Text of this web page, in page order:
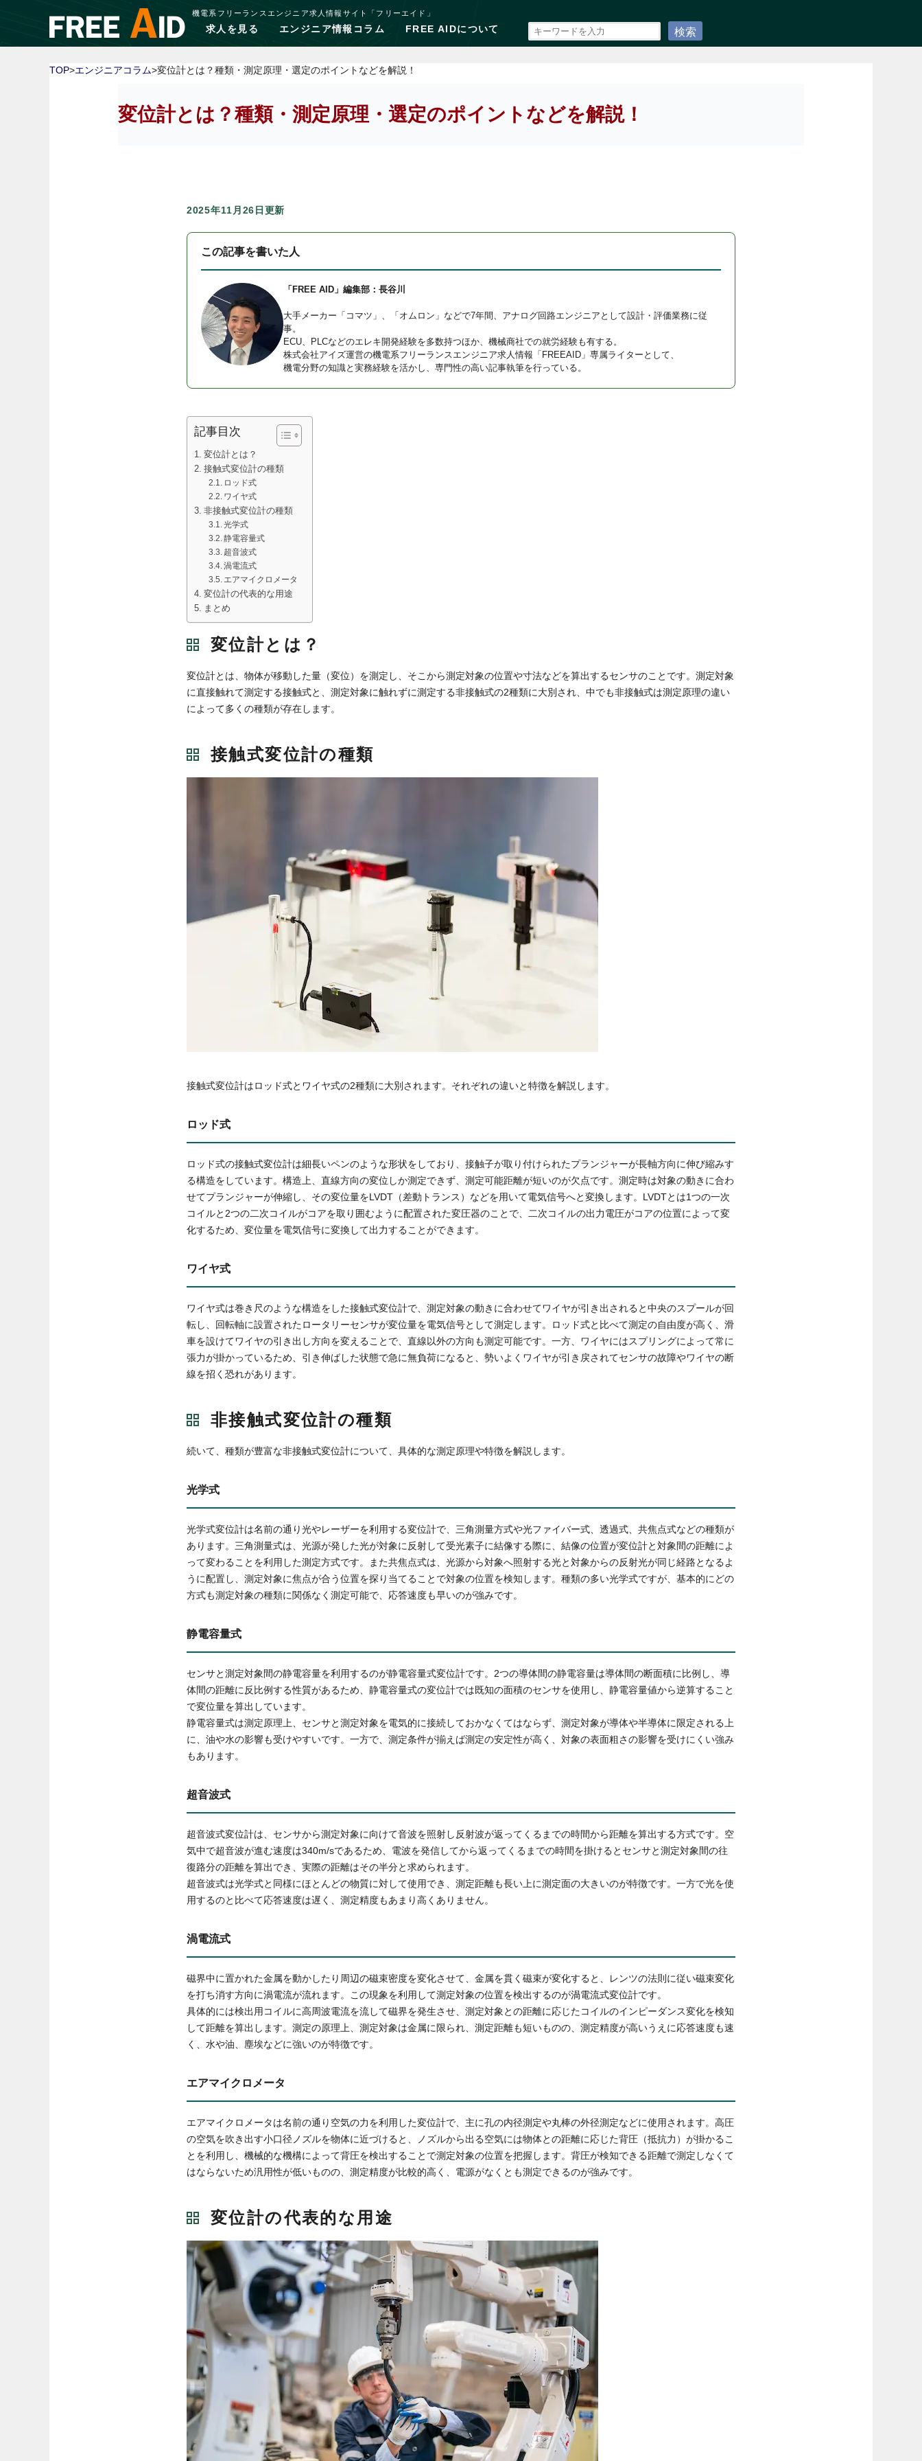
機電系フリーランスエンジニア求人情報サイト「フリーエイド」
求人を見る エンジニア情報コラム FREE AIDについて 検索
TOP>エンジニアコラム>変位計とは？種類・測定原理・選定のポイントなどを解説！
変位計とは？種類・測定原理・選定のポイントなどを解説！
2025年11月26日更新
この記事を書いた人
「FREE AID」編集部：長谷川
大手メーカー「コマツ」、「オムロン」などで7年間、アナログ回路エンジニアとして設計・評価業務に従
事。
ECU、PLCなどのエレキ開発経験を多数持つほか、機械商社での就労経験も有する。
株式会社アイズ運営の機電系フリーランスエンジニア求人情報「FREEAID」専属ライターとして、
機電分野の知識と実務経験を活かし、専門性の高い記事執筆を行っている。
記事目次
変位計とは？
接触式変位計の種類
ロッド式
ワイヤ式
非接触式変位計の種類
光学式
静電容量式
超音波式
渦電流式
エアマイクロメータ
変位計の代表的な用途
まとめ
変位計とは？
変位計とは、物体が移動した量（変位）を測定し、そこから測定対象の位置や寸法などを算出するセンサのことです。測定対象
に直接触れて測定する接触式と、測定対象に触れずに測定する非接触式の2種類に大別され、中でも非接触式は測定原理の違い
によって多くの種類が存在します。
接触式変位計の種類
接触式変位計はロッド式とワイヤ式の2種類に大別されます。それぞれの違いと特徴を解説します。
ロッド式
ロッド式の接触式変位計は細長いペンのような形状をしており、接触子が取り付けられたプランジャーが長軸方向に伸び縮みす
る構造をしています。構造上、直線方向の変位しか測定できず、測定可能距離が短いのが欠点です。測定時は対象の動きに合わ
せてプランジャーが伸縮し、その変位量をLVDT（差動トランス）などを用いて電気信号へと変換します。LVDTとは1つの一次
コイルと2つの二次コイルがコアを取り囲むように配置された変圧器のことで、二次コイルの出力電圧がコアの位置によって変
化するため、変位量を電気信号に変換して出力することができます。
ワイヤ式
ワイヤ式は巻き尺のような構造をした接触式変位計で、測定対象の動きに合わせてワイヤが引き出されると中央のスプールが回
転し、回転軸に設置されたロータリーセンサが変位量を電気信号として測定します。ロッド式と比べて測定の自由度が高く、滑
車を設けてワイヤの引き出し方向を変えることで、直線以外の方向も測定可能です。一方、ワイヤにはスプリングによって常に
張力が掛かっているため、引き伸ばした状態で急に無負荷になると、勢いよくワイヤが引き戻されてセンサの故障やワイヤの断
線を招く恐れがあります。
非接触式変位計の種類
続いて、種類が豊富な非接触式変位計について、具体的な測定原理や特徴を解説します。
光学式
光学式変位計は名前の通り光やレーザーを利用する変位計で、三角測量方式や光ファイバー式、透過式、共焦点式などの種類が
あります。三角測量式は、光源が発した光が対象に反射して受光素子に結像する際に、結像の位置が変位計と対象間の距離によ
って変わることを利用した測定方式です。また共焦点式は、光源から対象へ照射する光と対象からの反射光が同じ経路となるよ
うに配置し、測定対象に焦点が合う位置を探り当てることで対象の位置を検知します。種類の多い光学式ですが、基本的にどの
方式も測定対象の種類に関係なく測定可能で、応答速度も早いのが強みです。
静電容量式
センサと測定対象間の静電容量を利用するのが静電容量式変位計です。2つの導体間の静電容量は導体間の断面積に比例し、導
体間の距離に反比例する性質があるため、静電容量式の変位計では既知の面積のセンサを使用し、静電容量値から逆算すること
で変位量を算出しています。
静電容量式は測定原理上、センサと測定対象を電気的に接続しておかなくてはならず、測定対象が導体や半導体に限定される上
に、油や水の影響も受けやすいです。一方で、測定条件が揃えば測定の安定性が高く、対象の表面粗さの影響を受けにくい強み
もあります。
超音波式
超音波式変位計は、センサから測定対象に向けて音波を照射し反射波が返ってくるまでの時間から距離を算出する方式です。空
気中で超音波が進む速度は340m/sであるため、電波を発信してから返ってくるまでの時間を掛けるとセンサと測定対象間の往
復路分の距離を算出でき、実際の距離はその半分と求められます。
超音波式は光学式と同様にほとんどの物質に対して使用でき、測定距離も長い上に測定面の大きいのが特徴です。一方で光を使
用するのと比べて応答速度は遅く、測定精度もあまり高くありません。
渦電流式
磁界中に置かれた金属を動かしたり周辺の磁束密度を変化させて、金属を貫く磁束が変化すると、レンツの法則に従い磁束変化
を打ち消す方向に渦電流が流れます。この現象を利用して測定対象の位置を検出するのが渦電流式変位計です。
具体的には検出用コイルに高周波電流を流して磁界を発生させ、測定対象との距離に応じたコイルのインピーダンス変化を検知
して距離を算出します。測定の原理上、測定対象は金属に限られ、測定距離も短いものの、測定精度が高いうえに応答速度も速
く、水や油、塵埃などに強いのが特徴です。
エアマイクロメータ
エアマイクロメータは名前の通り空気の力を利用した変位計で、主に孔の内径測定や丸棒の外径測定などに使用されます。高圧
の空気を吹き出す小口径ノズルを物体に近づけると、ノズルから出る空気には物体との距離に応じた背圧（抵抗力）が掛かるこ
とを利用し、機械的な機構によって背圧を検出することで測定対象の位置を把握します。背圧が検知できる距離で測定しなくて
はならないため汎用性が低いものの、測定精度が比較的高く、電源がなくとも測定できるのが強みです。
変位計の代表的な用途